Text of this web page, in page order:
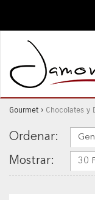
Gourmet › Chocolates y
Ordenar:
Mostrar: 30